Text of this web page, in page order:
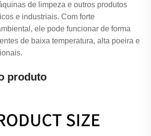
de limpeza e outros produtos
e industriais. Com forte
ele pode funcionar de forma
de baixa temperatura, alta poeira e
produto